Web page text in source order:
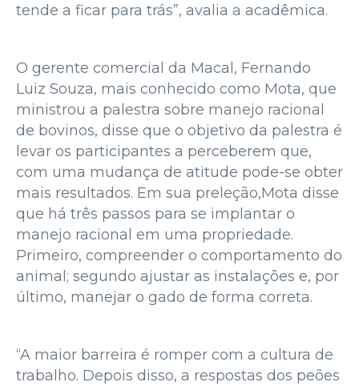
tende a ficar para trás”, avalia a acadêmica.
O gerente comercial da Macal, Fernando
Luiz Souza, mais conhecido como Mota, que
ministrou a palestra sobre manejo racional
de bovinos, disse que o objetivo da palestra é
levar os participantes a perceberem que,
com uma mudança de atitude pode-se obter
mais resultados. Em sua preleção,Mota disse
que há três passos para se implantar o
manejo racional em uma propriedade.
Primeiro, compreender o comportamento do
animal; segundo ajustar as instalações e, por
último, manejar o gado de forma correta.
“A maior barreira é romper com a cultura de
trabalho. Depois disso, a respostas dos peões